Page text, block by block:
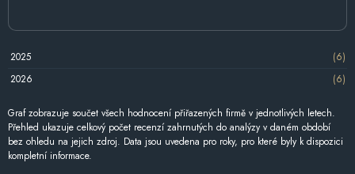
2025
(6)
2026
(6)
Graf zobrazuje součet všech hodnocení přiřazených firmě v jednotlivých letech.
Přehled ukazuje celkový počet recenzí zahrnutých do analýzy v daném období
bez ohledu na jejich zdroj. Data jsou uvedena pro roky, pro které byly k dispozici
kompletní informace.